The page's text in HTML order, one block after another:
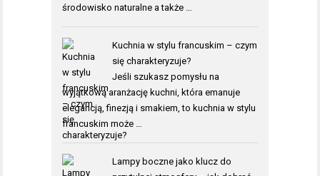
środowisko naturalne a także …
Kuchnia w stylu francuskim – czym
się charakteryzuje?
Jeśli szukasz pomysłu na
wyjątkową aranżację kuchni, która emanuje
elegancją, finezją i smakiem, to kuchnia w stylu
francuskim może …
Lampy boczne jako klucz do